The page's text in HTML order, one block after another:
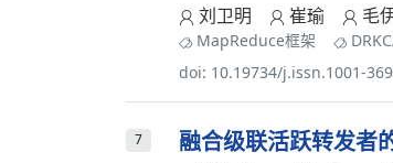
刘卫明 崔瑜 毛
MapReduce框架
doi: 10.19734/j.issn.1001-
7 融合级联活跃转发者